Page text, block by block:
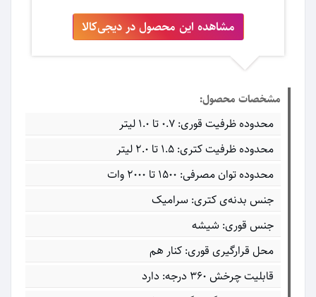
مشاهده این محصول در دیجی‌کالا
مشخصات محصول:
محدوده ظرفیت قوری: ۰.۷ تا ۱.۰ لیتر
محدوده ظرفیت کتری: ۱.۵ تا ۲.۰ لیتر
محدوده توان مصرفی: ۱۵۰۰ تا ۲۰۰۰ وات
جنس بدنه‌ی کتری: سرامیک
جنس قوری: شیشه
محل قرارگیری قوری: کنار هم
قابلیت چرخش ۳۶۰ درجه: دارد